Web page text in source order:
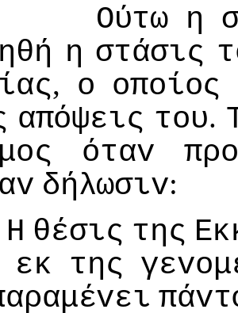
Ούτω η
η στάσις
, o oπoίoς
απόψεις τoυ.
όταv
δήλωσιv:
Η θέσις της
εκ της